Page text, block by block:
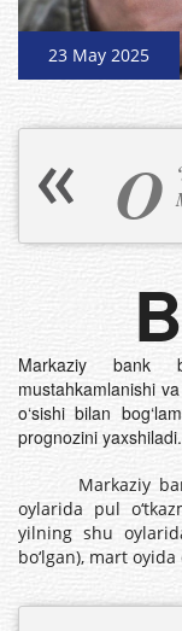
23 May 2025
O
B
Markaziy bank
mustahkamlanishi
o‘sishi bilan
prognozini yaxshiladi.
Markaziy bank
oylarida pul
yilning shu
bo‘lgan), mart